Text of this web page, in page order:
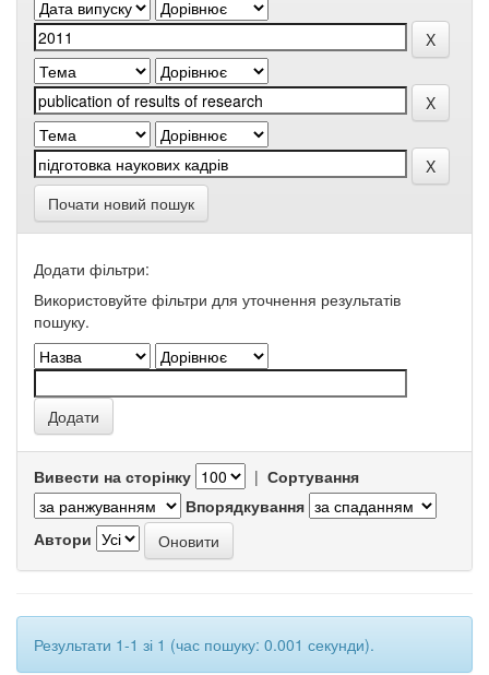
Почати новий пошук
Додати фільтри:
Використовуйте фільтри для уточнення результатів
пошуку.
Вивести на сторінку | Сортування
Впорядкування
Автори
Результати 1-1 зі 1 (час пошуку: 0.001 секунди).